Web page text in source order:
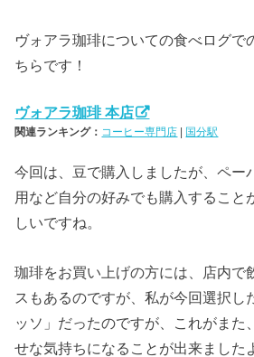
ヴォアラ珈琲についての食べログで
ちらです！
ヴォアラ珈琲 本店
関連ランキング： コーヒー専門店 国分駅
今回は、豆で購入しましたが、ペー
用など自分の好みでも購入すること
しいですね。
珈琲をお買い上げの方には、店内で
スもあるのですが、私が今回選択し
ッソ」だったのですが、これがまた
せな気持ちになることが出来ました